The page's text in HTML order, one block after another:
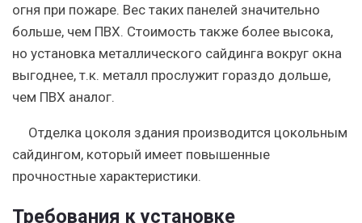
огня при пожаре. Вес таких панелей значительно
больше, чем ПВХ. Стоимость также более высока,
но установка металлического сайдинга вокруг окна
выгоднее, т.к. металл прослужит гораздо дольше,
чем ПВХ аналог.
Отделка цоколя здания производится цокольным
сайдингом, который имеет повышенные
прочностные характеристики.
Требования к установке